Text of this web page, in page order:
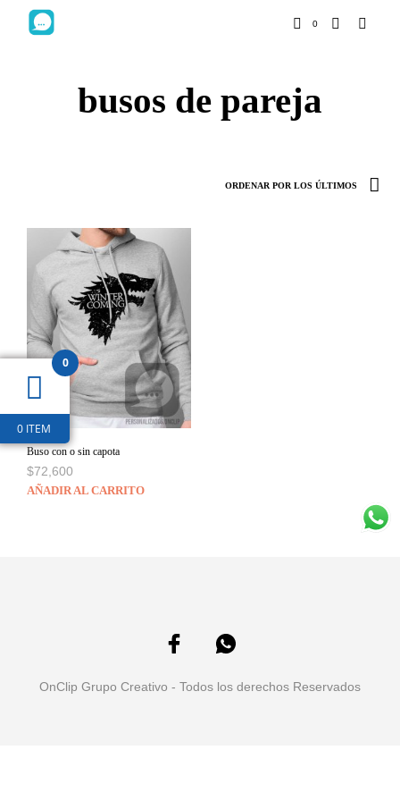
0
busos de pareja
Buso con o sin capota
$72,600
AÑADIR AL CARRITO
OnClip Grupo Creativo - Todos los derechos Reservados
0
0 ITEM